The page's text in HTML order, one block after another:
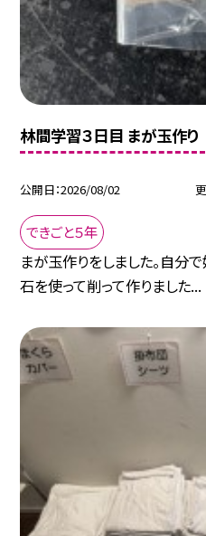
林間学習３日目 まが玉作り
公開日 2026/08/02
できごと５年
まが玉作りをしました。自分
石を使って削って作りました...